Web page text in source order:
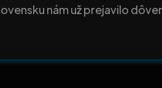
nám už prejavilo